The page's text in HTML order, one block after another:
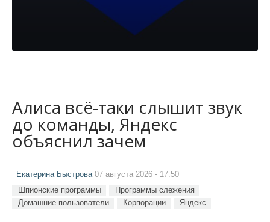
Алиса всё-таки слышит звук
до команды, Яндекс
объяснил зачем
Екатерина Быстрова07 августа 2026 - 17:50
Шпионские программы
Программы слежения
Домашние пользователи
Корпорации Яндекс